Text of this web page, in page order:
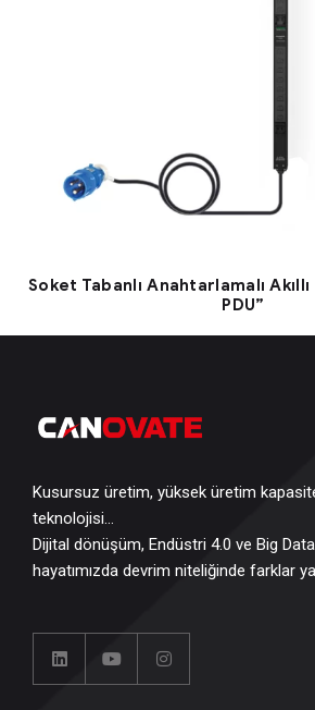
Soket Tabanlı Anahtarlamalı
PDU”
Kusursuz üretim, yüksek üretim
teknolojisi…
Dijital dönüşüm, Endüstri 4.0 ve Big
hayatımızda devrim niteliğinde farklar